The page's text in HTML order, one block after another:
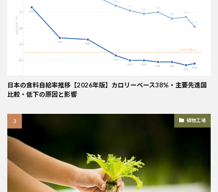
日本の食料自給率推移【2026年版】カロリーベース38%・主要先進国
比較・低下の原因と影響
植物工場